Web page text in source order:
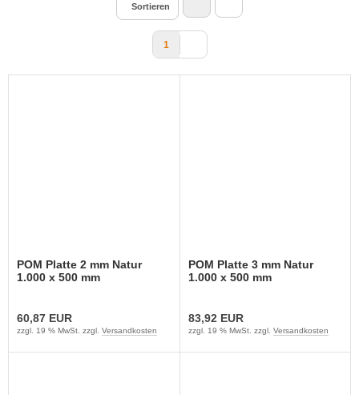
Sortieren
1
POM Platte 2 mm Natur
1.000 x 500 mm
60,87 EUR
zzgl. 19 % MwSt. zzgl. Versandkosten
POM Platte 3 mm Natur
1.000 x 500 mm
83,92 EUR
zzgl. 19 % MwSt. zzgl. Versandkosten